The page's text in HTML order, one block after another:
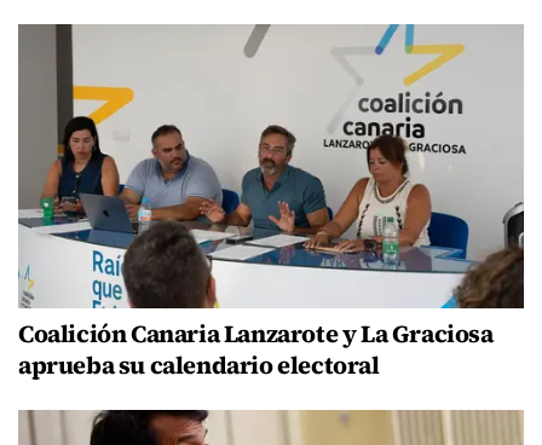
Coalición Canaria Lanzarote y La Graciosa
aprueba su calendario electoral